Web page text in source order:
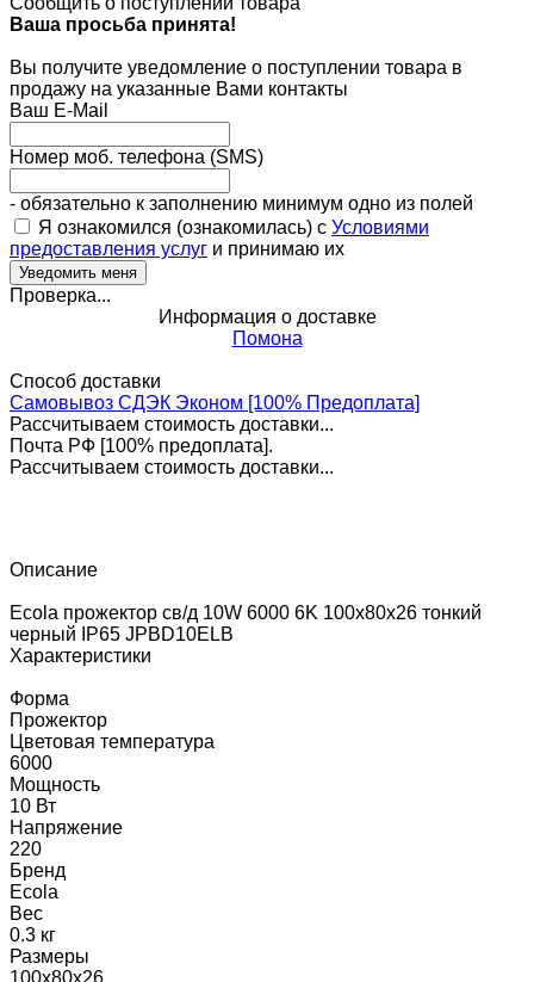
Ваша просьба принята!
Вы получите уведомление о поступлении товара в
продажу на указанные Вами контакты
Ваш E-Mail
Номер моб. телефона (SMS)
- обязательно к заполнению минимум одно из полей
Я ознакомился (ознакомилась) с Условиями
предоставления услуг и принимаю их
Проверка...
Информация о доставке
Помона
Способ доставки
Самовывоз СДЭК Эконом [100% Предоплата]
Рассчитываем стоимость доставки...
Почта РФ [100% предоплата].
Рассчитываем стоимость доставки...
Описание
Ecola прожектор св/д 10W 6000 6K 100x80x26 тонкий
черный IP65 JPBD10ELB
Характеристики
Форма
Прожектор
Цветовая температура
6000
Мощность
10 Вт
Напряжение
220
Бренд
Ecola
Вес
0.3 кг
Размеры
100x80x26